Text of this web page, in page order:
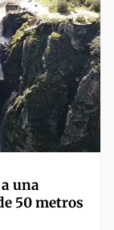
una
50 metros